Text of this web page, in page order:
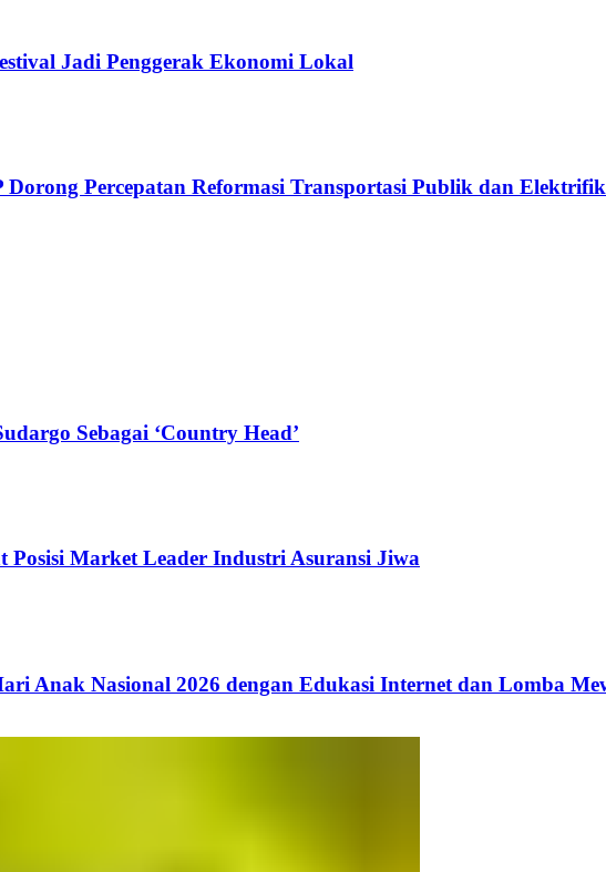
Jadi Penggerak Ekonomi Lokal
Percepatan Reformasi Transportasi Publik dan
Sebagai ‘Country Head’
Market Leader Industri Asuransi Jiwa
Anak Nasional 2026 dengan Edukasi Internet dan Lomba